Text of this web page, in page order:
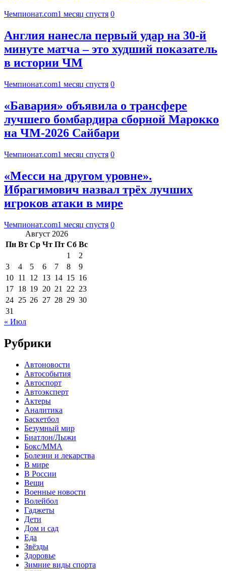
Чемпионат.com1 месяц спустя 0
Англия нанесла первый удар на 30-й
минуте матча – это худший показатель
в истории ЧМ
Чемпионат.com1 месяц спустя 0
«Бавария» объявила о трансфере
лучшего бомбардира сборной Марокко
на ЧМ-2026 Сайбари
Чемпионат.com1 месяц спустя 0
«Месси на другом уровне».
Ибрагимович назвал трёх лучших
игроков атаки в мире
Чемпионат.com1 месяц спустя 0
Август 2026
Пн Вт Ср Чт Пт Сб Вс
1
2
3
4 5 6 7 8
9
10 11 12 13 14 15 16
17 18 19 20 21 22 23
24 25 26 27 28 29 30
31
« Июл
Рубрики
Автоновости
Автособытия
Автоспорт
Автоэксперт
Актеры
Аналитика
Баскетбол
Безумный мир
Биатлон/Лыжи
Бокс/MMA
Болезни и лекарства
В мире
В России
Вещи
Военные новости
Волейбол
Гаджеты
Дети
Дом и сад
Еда
Звёзды
Здоровье
Зимние виды спорта